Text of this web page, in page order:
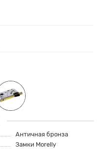
Античная бронза
Замки Morelly